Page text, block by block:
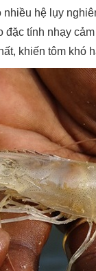
hệ lụy
tính nhạy
khiến tôm